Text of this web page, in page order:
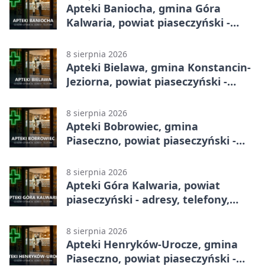
Apteki Baniocha, gmina Góra
Kalwaria, powiat piaseczyński -
8 sierpnia 2026
Apteki Bielawa, gmina Konstancin-
Jeziorna, powiat piaseczyński -
8 sierpnia 2026
Apteki Bobrowiec, gmina
Piaseczno, powiat piaseczyński -
8 sierpnia 2026
Apteki Góra Kalwaria, powiat
piaseczyński - adresy, telefony,
8 sierpnia 2026
Apteki Henryków-Urocze, gmina
Piaseczno, powiat piaseczyński -